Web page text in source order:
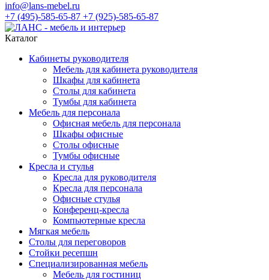
info@lans-mebel.ru
+7 (495)-585-65-87 +7 (925)-585-65-87
Каталог
Кабинеты руководителя
Мебель для кабинета руководителя
Шкафы для кабинета
Столы для кабинета
Тумбы для кабинета
Мебель для персонала
Офисная мебель для персонала
Шкафы офисные
Столы офисные
Тумбы офисные
Кресла и стулья
Кресла для руководителя
Кресла для персонала
Офисные стулья
Конференц-кресла
Компьютерные кресла
Мягкая мебель
Столы для переговоров
Стойки ресепшн
Специализированная мебель
Мебель для гостиниц